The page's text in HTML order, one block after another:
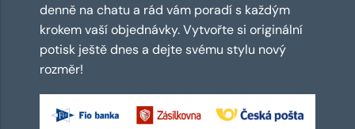
denně na chatu a rád vám poradí s každým
krokem vaší objednávky. Vytvořte si originální
potisk ještě dnes a dejte svému stylu nový
rozměr!